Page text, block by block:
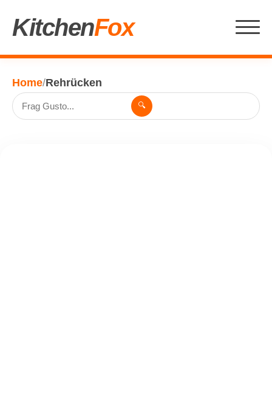
KitchenFox
Home/Rehrücken
🔍